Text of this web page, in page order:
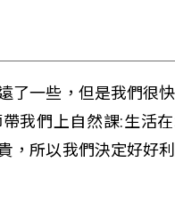
了一些，但是我們很
我們上自然課:生活
，所以我們決定好好